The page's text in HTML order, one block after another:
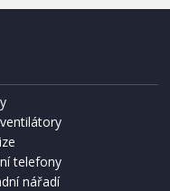
BAG SMS)
telefony
nářadí